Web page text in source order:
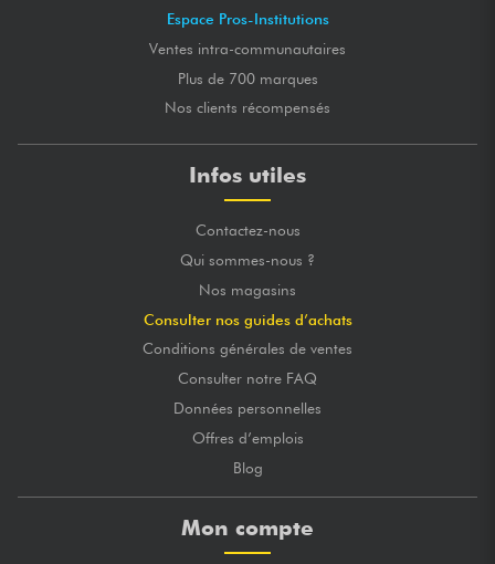
Espace Pros-Institutions
Ventes intra-communautaires
Plus de 700 marques
Nos clients récompensés
Infos utiles
Contactez-nous
Qui sommes-nous ?
Nos magasins
Consulter nos guides d’achats
Conditions générales de ventes
Consulter notre FAQ
Données personnelles
Offres d’emplois
Blog
Mon compte